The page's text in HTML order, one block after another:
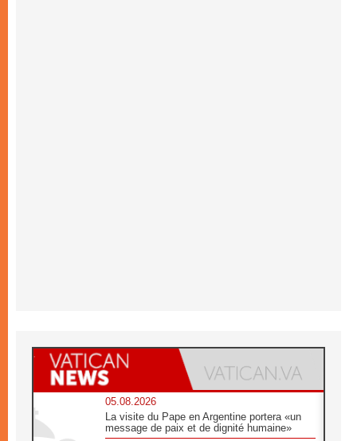
05.08.2026
La visite du Pape en Argentine portera «un
message de paix et de dignité humaine»